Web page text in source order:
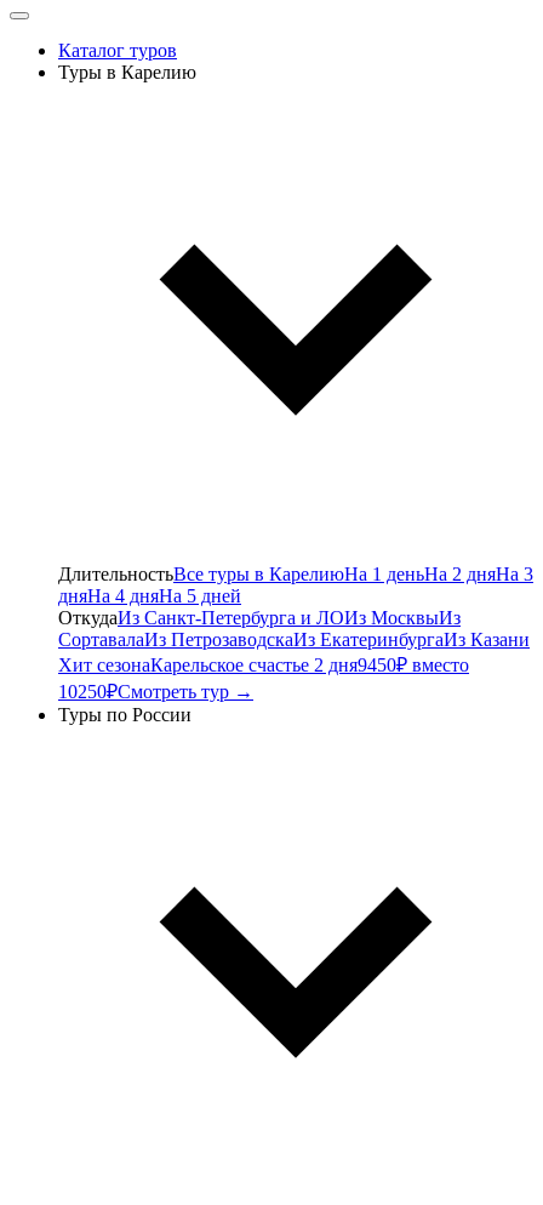
Каталог туров
Туры в Карелию
ДлительностьВсе туры в КарелиюНа 1 деньНа 2 дняНа 3
дняНа 4 дняНа 5 дней
ОткудаИз Санкт-Петербурга и ЛОИз МосквыИз
СортавалаИз ПетрозаводскаИз ЕкатеринбургаИз Казани
Хит сезонаКарельское счастье 2 дня9450₽ вместо
10250₽Смотреть тур →
Туры по России